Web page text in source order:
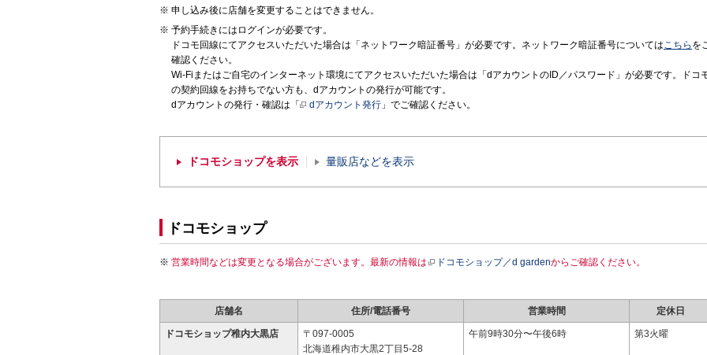
申し込み後に店舗を変更することはできません。
予約手続きにはログインが必要です。
ドコモ回線にてアクセスいただいた場合は「ネットワーク暗証番号」が必要です。ネットワーク暗証番号についてはこちら を
確認ください。
Wi-Fiまたはご自宅のインターネット環境にてアクセスいただいた場合は「dアカウントのID／パスワード」が必要です。ドコ
の契約回線をお持ちでない方も、dアカウントの発行が可能です。
dアカウントの発行・確認は「
dアカウント発行 」でご確認ください。
ドコモショップを表示 量販店などを表示
ドコモショップ
営業時間などは変更となる場合がございます。最新の情報は ドコモショップ／d gardenからご確認ください。
店舗名 住所/電話番号 営業時間 定休日
ドコモショップ稚内大黒店
〒097-0005
北海道稚内市大黒2丁目5-28
午前9時30分〜午後6時 第3火曜